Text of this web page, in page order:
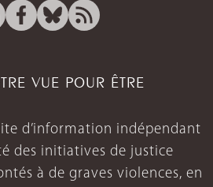
VUE POUR ÊTRE
d’information indépendant
des initiatives de justice
à de graves violences, en